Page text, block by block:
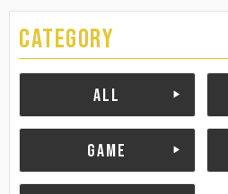
CATEGORY
ALL
GAME